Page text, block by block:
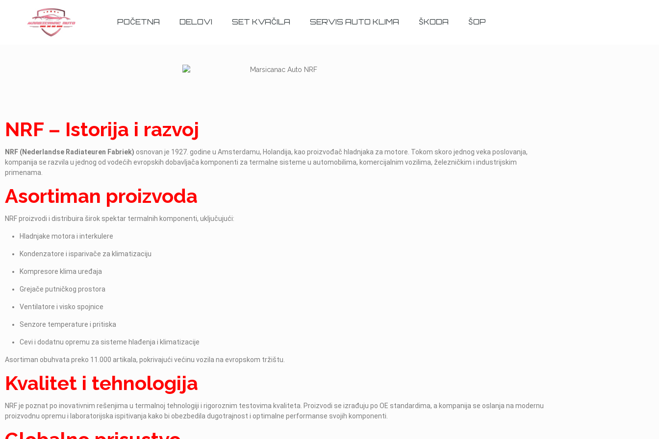
POČETNA DELOVI SET KVAČILA SERVIS AUTO KLIMA ŠKODA ŠOP
NRF – Istorija i razvoj
NRF (Nederlandse Radiateuren Fabriek) osnovan je 1927. godine u Amsterdamu, Holandija, kao proizvođač hladnjaka za motore. Tokom skoro jednog veka poslovanja,
kompanija se razvila u jednog od vodećih evropskih dobavljača komponenti za termalne sisteme u automobilima, komercijalnim vozilima, železničkim i industrijskim
primenama.
Asortiman proizvoda
NRF proizvodi i distribuira širok spektar termalnih komponenti, uključujući:
Hladnjake motora i interkulere
Kondenzatore i isparivače za klimatizaciju
Kompresore klima uređaja
Grejače putničkog prostora
Ventilatore i visko spojnice
Senzore temperature i pritiska
Cevi i dodatnu opremu za sisteme hlađenja i klimatizacije
Asortiman obuhvata preko 11.000 artikala, pokrivajući većinu vozila na evropskom tržištu.
Kvalitet i tehnologija
NRF je poznat po inovativnim rešenjima u termalnoj tehnologiji i rigoroznim testovima kvaliteta. Proizvodi se izrađuju po OE standardima, a kompanija se oslanja na modernu
proizvodnu opremu i laboratorijska ispitivanja kako bi obezbedila dugotrajnost i optimalne performanse svojih komponenti.